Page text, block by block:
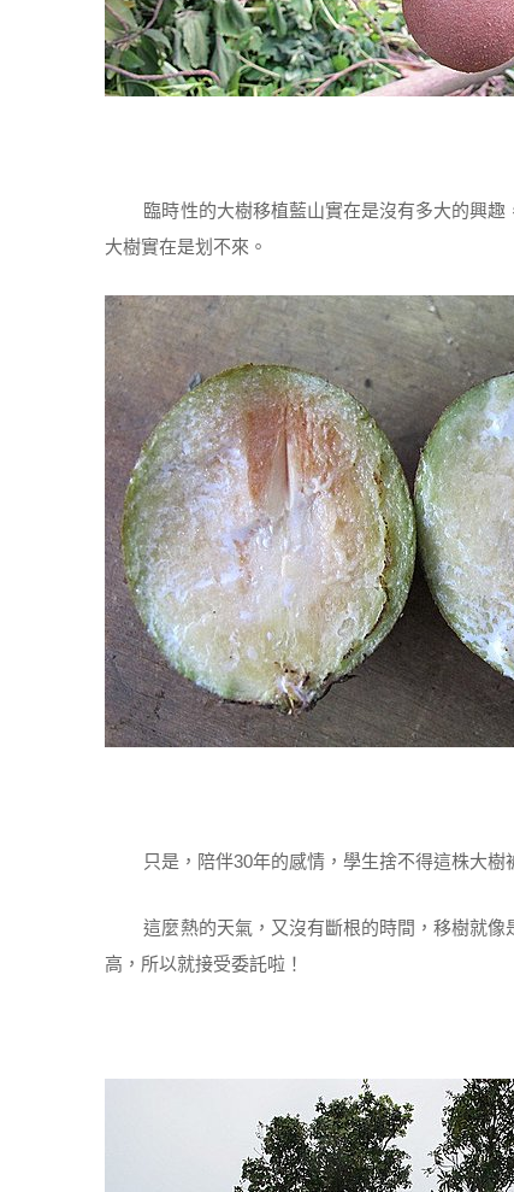
臨時性的大樹移植藍山實在是沒有多大的興趣
大樹實在是划不來。
只是，陪伴30年的感情，學生捨不得這株大樹
這麼熱的天氣，又沒有斷根的時間，移樹就像
高，所以就接受委託啦！